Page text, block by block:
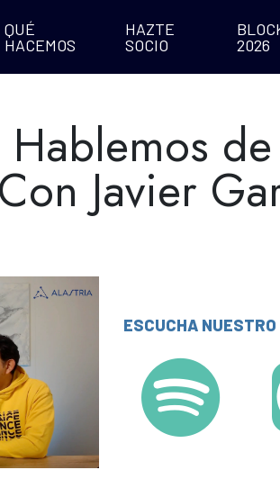
QUÉ
HACEMOS
HAZTE
SOCIO
2026
Javier
ESCUCHA